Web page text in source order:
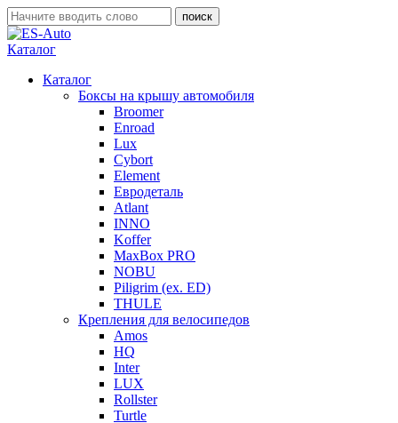
Каталог
Каталог
Боксы на крышу автомобиля
Broomer
Enroad
Lux
Cybort
Element
Евродеталь
Atlant
INNO
Koffer
MaxBox PRO
NOBU
Piligrim (ex. ED)
THULE
Крепления для велосипедов
Amos
HQ
Inter
LUX
Rollster
Turtle